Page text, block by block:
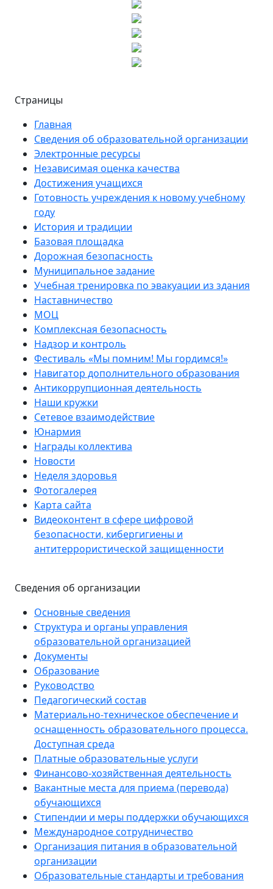
Страницы
Главная
Сведения об образовательной организации
Электронные ресурсы
Независимая оценка качества
Достижения учащихся
Готовность учреждения к новому учебному
году
История и традиции
Базовая площадка
Дорожная безопасность
Муниципальное задание
Учебная тренировка по эвакуации из здания
Наставничество
МОЦ
Комплексная безопасность
Надзор и контроль
Фестиваль «Мы помним! Мы гордимся!»
Навигатор дополнительного образования
Антикоррупционная деятельность
Наши кружки
Сетевое взаимодействие
Юнармия
Награды коллектива
Новости
Неделя здоровья
Фотогалерея
Карта сайта
Видеоконтент в сфере цифровой
безопасности, кибергигиены и
антитеррористической защищенности
Сведения об организации
Основные сведения
Структура и органы управления
образовательной организацией
Документы
Образование
Руководство
Педагогический состав
Материально-техническое обеспечение и
оснащенность образовательного процесса.
Доступная среда
Платные образовательные услуги
Финансово-хозяйственная деятельность
Вакантные места для приема (перевода)
обучающихся
Стипендии и меры поддержки обучающихся
Международное сотрудничество
Организация питания в образовательной
организации
Образовательные стандарты и требования